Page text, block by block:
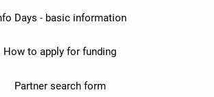
Days - basic information
How to apply for funding
Partner search form